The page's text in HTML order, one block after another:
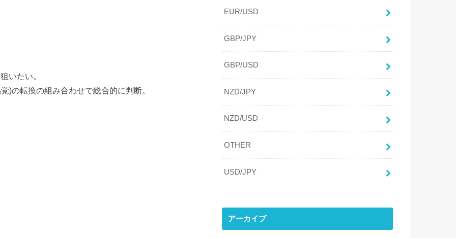
いたい。
)の転換の組み合わせで総合的に判断。
EUR/USD
GBP/JPY
GBP/USD
NZD/JPY
NZD/USD
OTHER
USD/JPY
アーカイブ